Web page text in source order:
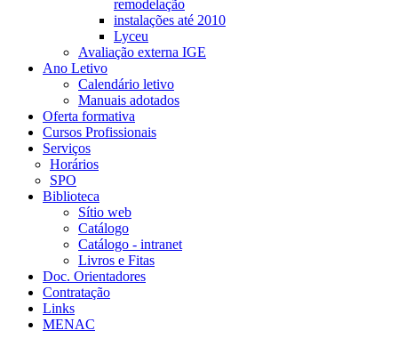
remodelação
instalações até 2010
Lyceu
Avaliação externa IGE
Ano Letivo
Calendário letivo
Manuais adotados
Oferta formativa
Cursos Profissionais
Serviços
Horários
SPO
Biblioteca
Sítio web
Catálogo
Catálogo - intranet
Livros e Fitas
Doc. Orientadores
Contratação
Links
MENAC